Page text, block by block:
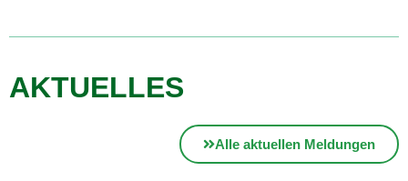
AKTUELLES
Alle aktuellen Meldungen